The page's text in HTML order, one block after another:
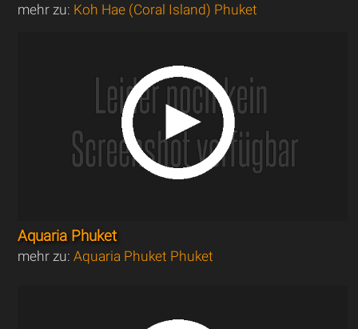
mehr zu: Koh Hae (Coral Island) Phuket
Aquaria Phuket
mehr zu:Aquaria Phuket Phuket